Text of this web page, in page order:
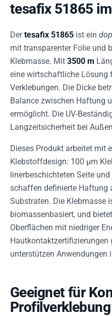
tesafix 51865
Dertesafix 51865 ist ein
mit transparenter Folie und
Klebmasse. Mit 3500 m
eine wirtschaftliche Lösung
Verklebungen. Die Dicke
Balance zwischen Haftung
ermöglicht. Die UV-
Langzeitsicherheit bei
Dieses Produkt arbeitet mit
Klebstoffdesign: 100 µm
linerbeschichteten Seite
schaffen definierte Haftung
Substraten. Die Klebmasse
biomassenbasiert, und
Oberflächen mit niedriger
Hautkontaktzertifizierungen
unterstützen Anwendungen
Geeignet für
Profilverklebung